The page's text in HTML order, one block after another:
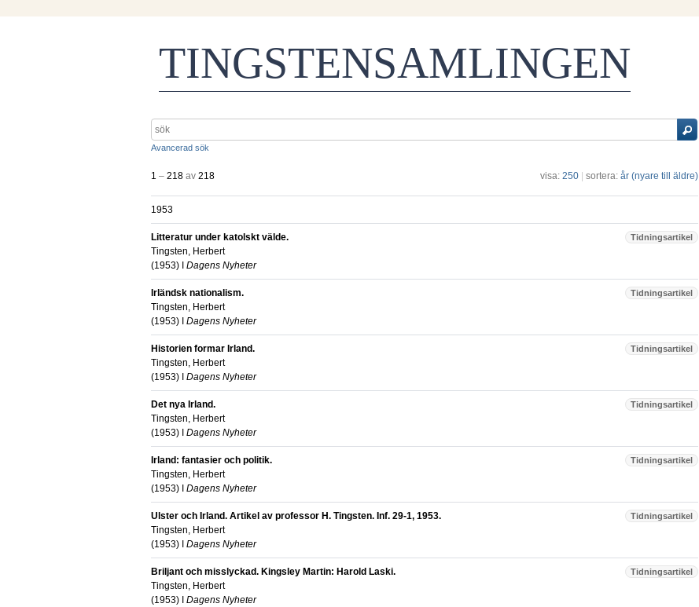
TINGSTENSAMLINGEN
Avancerad sök
1 – 218 av 218 visa: 250 sortera: år (nyare till äldre)
1953
Tidningsartikel
Litteratur under katolskt välde.
Tingsten, Herbert
(1953) I Dagens Nyheter
Tidningsartikel
Irländsk nationalism.
Tingsten, Herbert
(1953) I Dagens Nyheter
Tidningsartikel
Historien formar Irland.
Tingsten, Herbert
(1953) I Dagens Nyheter
Tidningsartikel
Det nya Irland.
Tingsten, Herbert
(1953) I Dagens Nyheter
Tidningsartikel
Irland: fantasier och politik.
Tingsten, Herbert
(1953) I Dagens Nyheter
Tidningsartikel
Ulster och Irland. Artikel av professor H. Tingsten. Inf. 29-1, 1953.
Tingsten, Herbert
(1953) I Dagens Nyheter
Tidningsartikel
Briljant och misslyckad. Kingsley Martin: Harold Laski.
Tingsten, Herbert
(1953) I Dagens Nyheter